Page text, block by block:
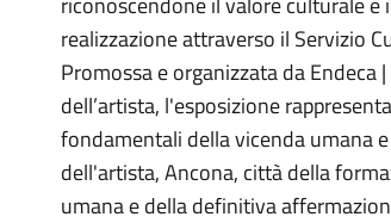
realizzazione attraverso il Servizio
Promossa e organizzata da Endeca
dell’artista, l'esposizione
fondamentali della vicenda umana
dell'artista, Ancona, città della
umana e della definitiva